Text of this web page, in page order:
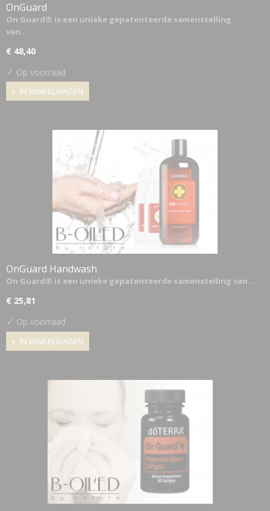
OnGuard
On Guard® is een unieke gepatenteerde samenstelling
van…
€ 48,40
✓ Op voorraad
IN WINKELWAGEN
OnGuard Handwash
On Guard® is een unieke gepatenteerde samenstelling van…
€ 25,81
✓ Op voorraad
IN WINKELWAGEN